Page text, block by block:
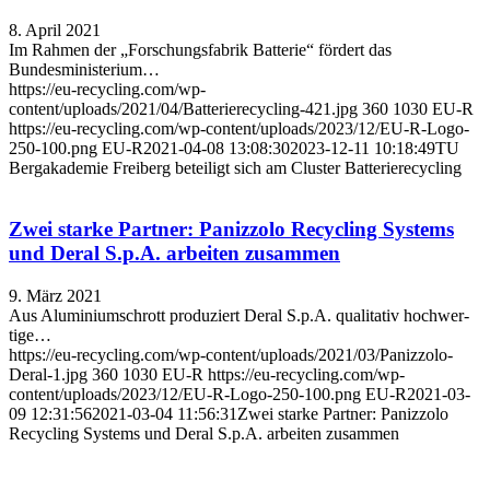
8. April 2021
Im Rahmen der „Forschungsfabrik Batterie“ fördert das
Bundesministerium…
https://eu-recycling.com/wp-
content/uploads/2021/04/Batterierecycling-421.jpg 360 1030 EU-R
https://eu-recycling.com/wp-content/uploads/2023/12/EU-R-Logo-
250-100.png EU-R2021-04-08 13:08:302023-12-11 10:18:49TU
Bergakademie Freiberg beteiligt sich am Cluster Batterierecycling
Zwei starke Partner: Panizzolo Recycling Systems
und Deral S.p.A. arbeiten zusammen
9. März 2021
Aus Aluminiumschrott produziert Deral S.p.A. qualitativ hochwer­
tige…
https://eu-recycling.com/wp-content/uploads/2021/03/Panizzolo-
Deral-1.jpg 360 1030 EU-R https://eu-recycling.com/wp-
content/uploads/2023/12/EU-R-Logo-250-100.png EU-R2021-03-
09 12:31:562021-03-04 11:56:31 Zwei starke Partner: Panizzolo
Recycling Systems und Deral S.p.A. arbeiten zusammen